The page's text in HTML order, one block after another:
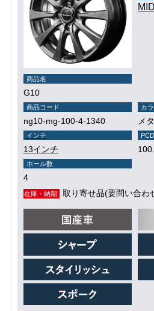
商品名
G10
商品コード
ng10-mg-100-4-1340
カ
メ
インチ
13インチ
PCD
ホール数
4
在庫・納期 取り寄せ品(要問い合わ